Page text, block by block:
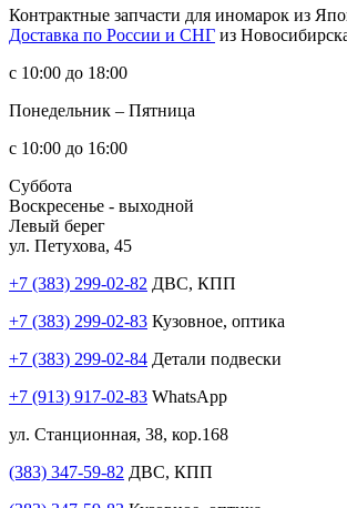
Контрактные запчасти для иномарок из
Доставка по России и СНГ из
с 10:00 до 18:00
Понедельник – Пятница
с 10:00 до 16:00
Суббота
Воскресенье - выходной
Левый берег
ул. Петухова, 45
+7 (383) 299-02-82 ДВС, КПП
+7 (383) 299-02-83 Кузовное, оптика
+7 (383) 299-02-84 Детали подвески
+7 (913) 917-02-83 WhatsApp
ул. Станционная, 38, кор.168
(383) 347-59-82 ДВС, КПП